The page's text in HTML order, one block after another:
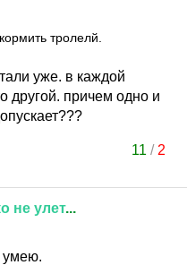
тролелй.
уже. в каждой
другой. причем одно и
11 / 2
не улет...
умею.